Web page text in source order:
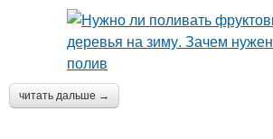
читать дальше →